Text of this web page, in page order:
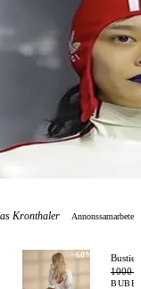
Kronthaler
Annonssamarbete
−60%
1000